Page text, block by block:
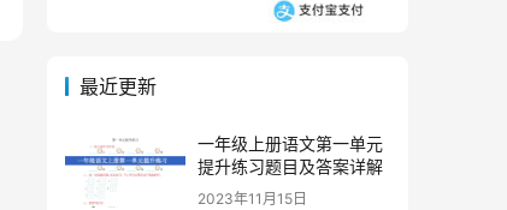
最近更新
一年级上册语文第一单元
提升练习题目及答案详解
2023年11月15日